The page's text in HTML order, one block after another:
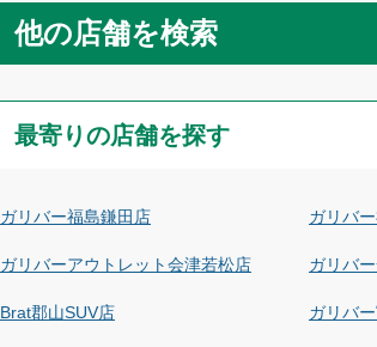
他の店舗を検索
最寄りの店舗を探す
ガリバー福島鎌田店 ガリバ
ガリバーアウトレット会津若松店 ガリバ
Brat郡山SUV店 ガリバ